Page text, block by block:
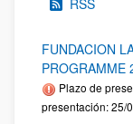
RSS
FUNDACION
PROGRAMME
Plazo de
presentación: 25/